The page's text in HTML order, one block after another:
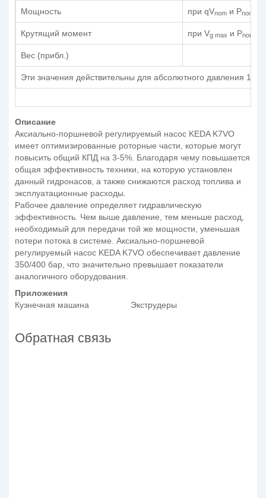
Мощность при qVnom и Pnom
Крутящий момент при Vg max и Pnom
Вес (прибл.)
Эти значения действительны для абсолютного давления 1
Описание
Аксиально-поршневой регулируемый насос KEDA K7VO
имеет оптимизированные роторные части, которые могут
повысить общий КПД на 3-5%. Благодаря чему повышается
общая эффективность техники, на которую установлен
данный гидронасов, а также снижаются расход топлива и
эксплуатационные расходы.
Рабочее давление определяет гидравлическую
эффективность. Чем выше давление, тем меньше расход,
необходимый для передачи той же мощности, уменьшая
потери потока в системе. Аксиально-поршневой
регулируемый насос KEDA K7VO обеспечивает давление
350/400 бар, что значительно превышает показатели
аналогичного оборудования.
Приложения
Кузнечная машина
Экструдеры
Обратная связь